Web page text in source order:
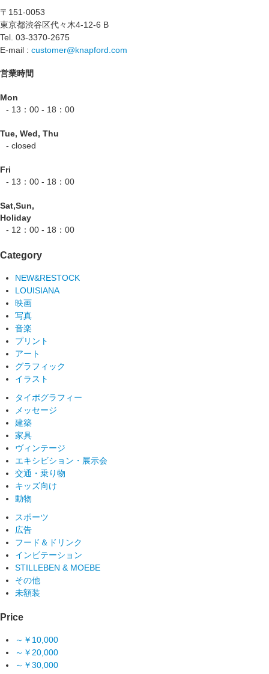
〒151-0053
東京都渋谷区代々木4-12-6 B
Tel. 03-3370-2675
E-mail : customer@knapford.com
営業時間
Mon
- 13：00 - 18：00
Tue, Wed, Thu
- closed
Fri
- 13：00 - 18：00
Sat,Sun,
Holiday
- 12：00 - 18：00
Category
NEW&RESTOCK
LOUISIANA
映画
写真
音楽
プリント
アート
グラフィック
イラスト
タイポグラフィー
メッセージ
建築
家具
ヴィンテージ
エキシビション・展示会
交通・乗り物
キッズ向け
動物
スポーツ
広告
フード＆ドリンク
インビテーション
STILLEBEN & MOEBE
その他
未額装
Price
～￥10,000
～￥20,000
～￥30,000